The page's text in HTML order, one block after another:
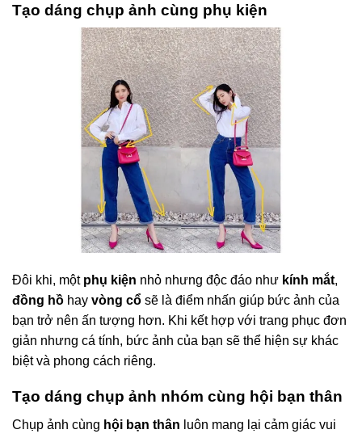
Tạo dáng chụp ảnh cùng phụ kiện
Đôi khi, một phụ kiện nhỏ nhưng độc đáo như kính mắt,
đồng hồ hay vòng cổ sẽ là điểm nhấn giúp bức ảnh của
bạn trở nên ấn tượng hơn. Khi kết hợp với trang phục đơn
giản nhưng cá tính, bức ảnh của bạn sẽ thể hiện sự khác
biệt và phong cách riêng.
Tạo dáng chụp ảnh nhóm cùng hội bạn thân
Chụp ảnh cùng hội bạn thân luôn mang lại cảm giác vui